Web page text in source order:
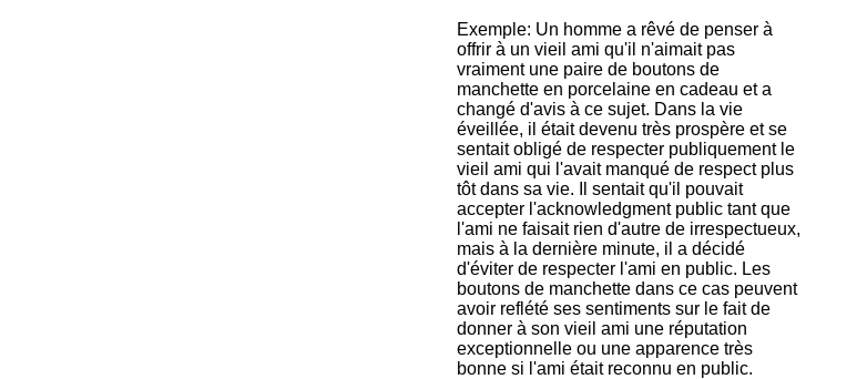
Exemple: Un homme a rêvé de penser à
offrir à un vieil ami qu'il n'aimait pas
vraiment une paire de boutons de
manchette en porcelaine en cadeau et a
changé d'avis à ce sujet. Dans la vie
éveillée, il était devenu très prospère et se
sentait obligé de respecter publiquement le
vieil ami qui l'avait manqué de respect plus
tôt dans sa vie. Il sentait qu'il pouvait
accepter l'acknowledgment public tant que
l'ami ne faisait rien d'autre de irrespectueux,
mais à la dernière minute, il a décidé
d'éviter de respecter l'ami en public. Les
boutons de manchette dans ce cas peuvent
avoir reflété ses sentiments sur le fait de
donner à son vieil ami une réputation
exceptionnelle ou une apparence très
bonne si l'ami était reconnu en public.